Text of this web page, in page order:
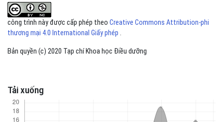
Tải xuống
công trình này được cấp phép theo Creative Commons Attribution-phi
thương mại 4.0 International Giấy phép .
Bản quyền (c) 2020 Tạp chí Khoa học Điều dưỡng